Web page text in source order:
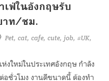
ฟ่ในอังกฤษรับ
าท/ชม.
Pet cat cafe cute job #UK
งใหม่ในประเทศอังกฤษ กำลัง
อชั่วโมง งานดีขนาดนี้ ต้องทำ